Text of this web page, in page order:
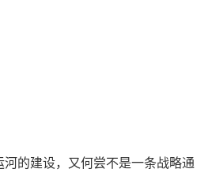
的建设，又何尝不是一条战略通